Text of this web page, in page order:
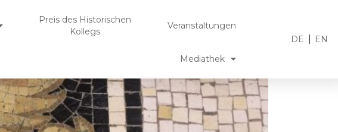
Preis des Historischen
Kollegs
Veranstaltungen
Mediathek
DE EN